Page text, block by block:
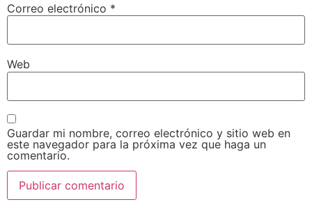
Correo electrónico *
Web
Guardar mi nombre, correo electrónico y sitio web en
este navegador para la próxima vez que haga un
comentario.